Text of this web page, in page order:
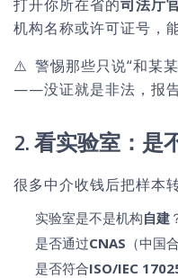
打开你所在省的司法厅
机构名称或许可证号，
⚠️ 警惕那些只说“和某
——没证就是非法，报告
2. 看实验室：是
很多中介收钱后把样本
实验室是不是机构自建
是否通过CNAS （中国
是否符合ISO/IEC